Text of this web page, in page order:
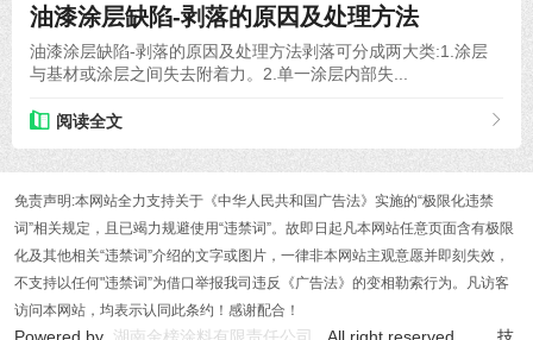
油漆涂层缺陷-剥落的原因及处理方法
油漆涂层缺陷-剥落的原因及处理方法剥落可分成两大类:1.涂层
与基材或涂层之间失去附着力。2.单一涂层内部失...
阅读全文
免责声明:本网站全力支持关于《中华人民共和国广告法》实施的“极限化违禁
词”相关规定，且已竭力规避使用“违禁词”。故即日起凡本网站任意页面含有极限
化及其他相关“违禁词”介绍的文字或图片，一律非本网站主观意愿并即刻失效，
不支持以任何"违禁词”为借口举报我司违反《广告法》的变相勒索行为。凡访客
访问本网站，均表示认同此条约！感谢配合！